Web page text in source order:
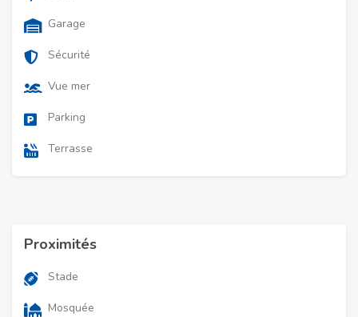
Garage
Sécurité
Vue mer
Parking
Terrasse
Proximités
Stade
Mosquée